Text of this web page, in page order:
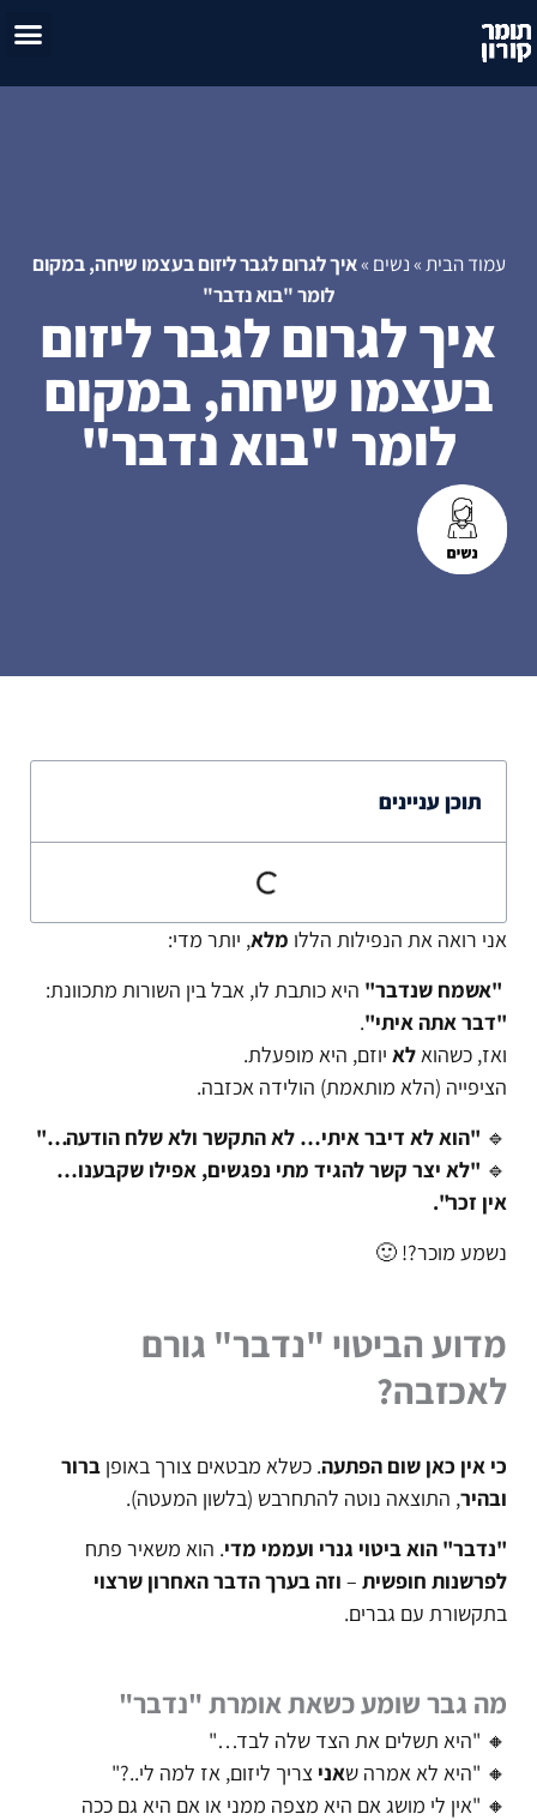
עמוד הבית»נשים »איך לגרום לגבר ליזום בעצמו שיחה, במקום
לומר "בוא נדבר"
איך לגרום לגבר ליזום
בעצמו שיחה, במקום
לומר "בוא נדבר"
תוכן עניינים
אני רואה את הנפילות הללו מלא, יותר מדי:
"אשמח שנדבר" היא כותבת לו, אבל בין השורות מתכוונת:
"דבר אתה איתי".
ואז, כשהואלא יוזם, היא מופעלת.
הציפייה (הלא מותאמת) הולידה אכזבה.
🔹 "הוא לא דיבר איתי… לא התקשר ולא שלח הודעה…"
🔹 "לא יצר קשר להגיד מתי נפגשים, אפילו שקבענו…
אין זכר".
נשמע מוכר?! 🙂
מדוע הביטוי "נדבר" גורם
לאכזבה?
כי אין כאן שום הפתעה. כשלא מבטאים צורך באופן ברור
ובהיר, התוצאה נוטה להתחרבש (בלשון המעטה).
"נדבר" הוא ביטוי גנרי ועממי מדי. הוא משאיר פתח
לפרשנות חופשית – וזה בערך הדבר האחרון שרצוי
בתקשורת עם גברים.
מה גבר שומע כשאת אומרת "נדבר"
🔸 "היא תשלים את הצד שלה לבד…"
🔸 "היא לא אמרה שאני צריך ליזום, אז למה לי..?"
🔸 "אין לי מושג אם היא מצפה ממני או אם היא גם ככה